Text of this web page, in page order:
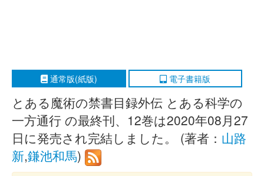
通常版(紙版) 電子書籍版
とある魔術の禁書目録外伝 とある科学の
一方通行 の最終刊、12巻は2020年08月27
日に発売され完結しました。 (著者： 山路
新,鎌池和馬)